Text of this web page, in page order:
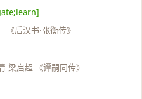
《后汉书·张衡传》
·梁启超 《谭嗣同传》